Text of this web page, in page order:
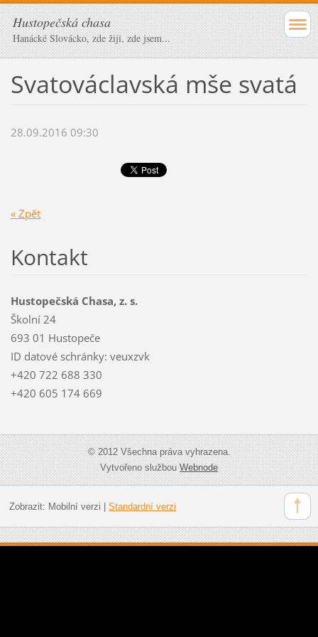
Hustopečská chasa
Hanácké Slovácko, zde žiji, zde jsem...
Svatováclavská mše svatá
28.09.2016 09:30
« Zpět
Kontakt
Hustopečská Chasa, z. s.
Školní 24
693 01 Hustopeče
ID datové schránky: veuxzvk
+420 722 688 330
+420 605 174 669
© 2012 Všechna práva vyhrazena.
Vytvořeno službouWebnode
Zobrazit: Mobilní verzi Standardní verzi